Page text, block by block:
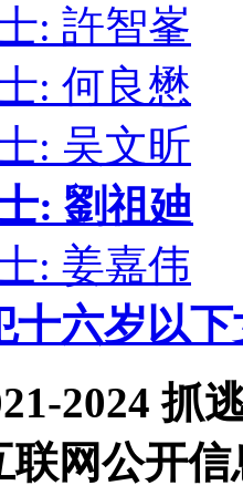
: 許智峯
: 何良懋
: 吴文昕
: 劉祖廸
: 姜嘉伟
十六岁以
2024 抓
联网公开